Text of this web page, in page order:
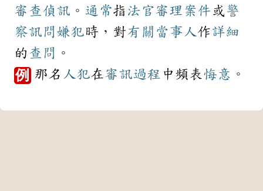
審查 偵訊 。 通常指 法官審理 案件 或 警
察訊問 嫌犯時，對有關 當事人作詳細
的 查問 。
例 那名 人犯在審訊過程 中頻表 悔意 。